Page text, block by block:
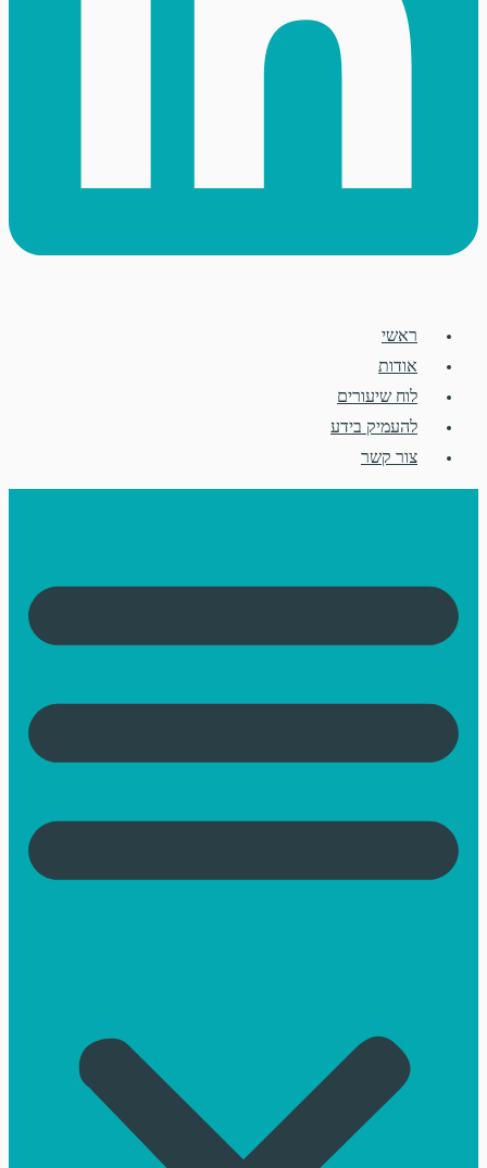
ראשי
אודות
לוח שיעורים
להעמיק בידע
צור קשר